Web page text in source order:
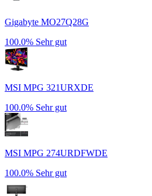
Gigabyte MO27Q28G
100.0% Sehr gut
MSI MPG 321URXDE
100.0% Sehr gut
MSI MPG 274URDFWDE
100.0% Sehr gut